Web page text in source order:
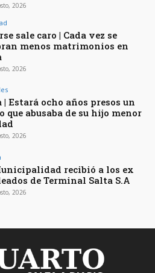
2026
sale caro | Cada vez se
menos matrimonios en
2026
| Estará ocho años presos un
que abusaba de su hijo menor
2026
recibió a los ex
de Terminal Salta S.A
2026